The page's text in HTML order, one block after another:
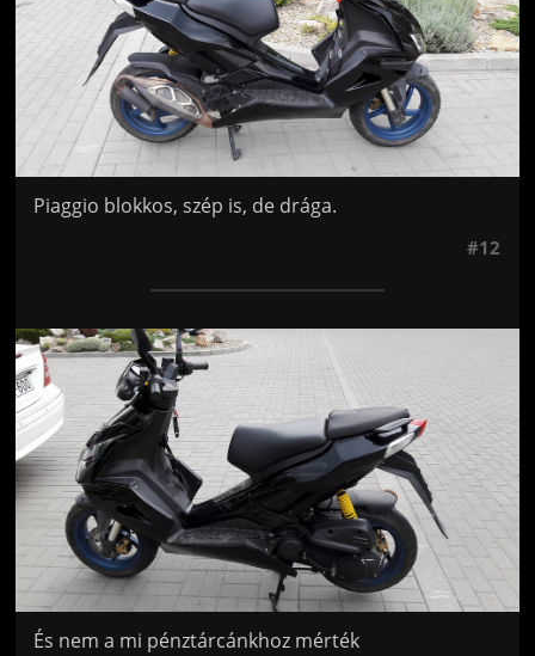
Piaggio blokkos, szép is, de drága.
#12
Jön még kép!
És nem a mi pénztárcánkhoz mérték